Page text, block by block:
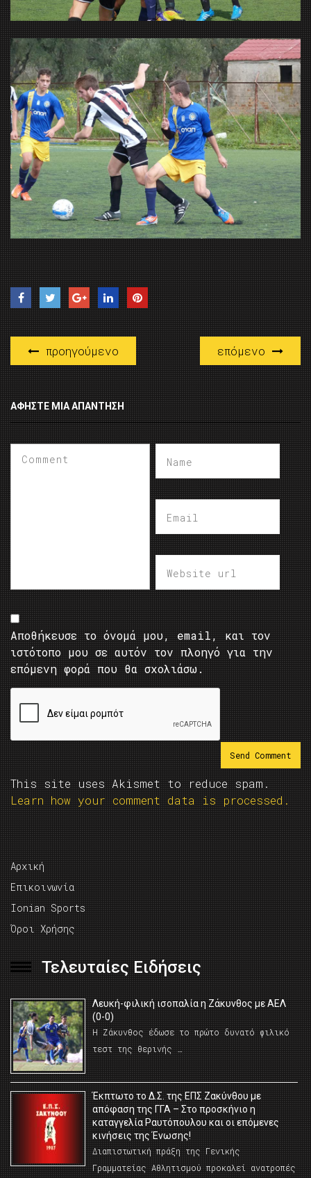
προηγούμενο επόμενο
ΑΦΉΣΤΕ ΜΙΑ ΑΠΆΝΤΗΣΗ
Αποθήκευσε το όνομά μου, email, και τον
ιστότοπο μου σε αυτόν τον πλοηγό για την
επόμενη φορά που θα σχολιάσω.
This site uses Akismet to reduce spam.
Learn how your comment data is processed.
Αρχική
Επικοινωνία
Ionian Sports
Όροι Χρήσης
Τελευταίες Ειδήσεις
Λευκή-φιλική ισοπαλία η Ζάκυνθος με ΑΕΛ
(0-0)
Η Ζάκυνθος έδωσε το πρώτο δυνατό φιλικό
τεστ της θερινής …
Έκπτωτο το Δ.Σ. της ΕΠΣ Ζακύνθου με
απόφαση της ΓΓΑ – Στο προσκήνιο η
καταγγελία Ραυτόπουλου και οι επόμενες
κινήσεις της Ένωσης!
Διαπιστωτική πράξη της Γενικής
Γραμματείας Αθλητισμού προκαλεί ανατροπές